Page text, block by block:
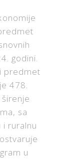
godini.
predmet
478.
sa
ruralnu
u